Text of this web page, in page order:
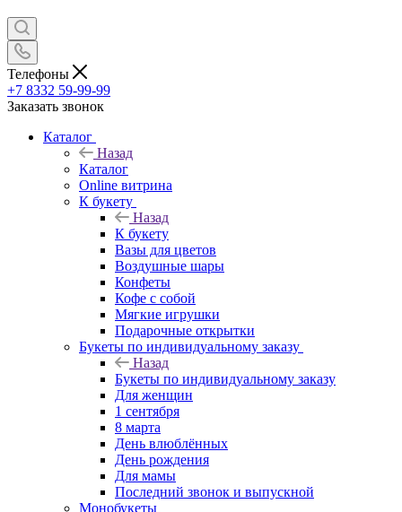
Телефоны
+7 8332 59-99-99
Заказать звонок
Каталог
Назад
Каталог
Online витрина
К букету
Назад
К букету
Вазы для цветов
Воздушные шары
Конфеты
Кофе с собой
Мягкие игрушки
Подарочные открытки
Букеты по индивидуальному заказу
Назад
Букеты по индивидуальному заказу
Для женщин
1 сентября
8 марта
День влюблённых
День рождения
Для мамы
Последний звонок и выпускной
Монобукеты